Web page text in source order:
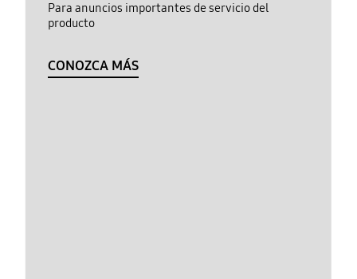
Para anuncios importantes de servicio del
producto
CONOZCA MÁS